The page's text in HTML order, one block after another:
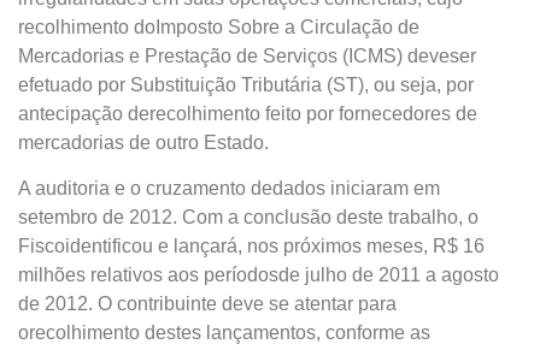
recolhimento doImposto Sobre a Circulação de
Mercadorias e Prestação de Serviços (ICMS) deveser
efetuado por Substituição Tributária (ST), ou seja, por
antecipação derecolhimento feito por fornecedores de
mercadorias de outro Estado.
A auditoria e o cruzamento dedados iniciaram em
setembro de 2012. Com a conclusão deste trabalho, o
Fiscoidentificou e lançará, nos próximos meses, R$ 16
milhões relativos aos períodosde julho de 2011 a agosto
de 2012. O contribuinte deve se atentar para
orecolhimento destes lançamentos, conforme as